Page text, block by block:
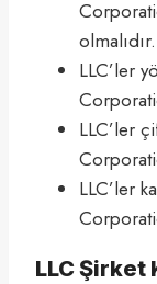
olmalıdır.
LLC’ler
LLC’ler
LLC’ler
LLC